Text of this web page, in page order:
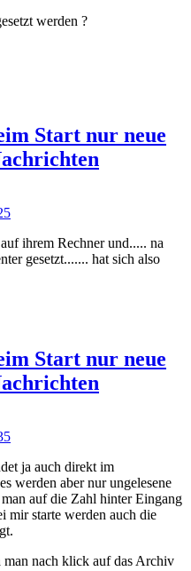
werden ?
Start nur neue
ihrem Rechner und..... na
gesetzt....... hat sich also
Start nur neue
ja auch direkt im
werden aber nur ungelesene
auf die Zahl hinter Eingang
mir starte werden auch die
man nach klick auf das Archiv